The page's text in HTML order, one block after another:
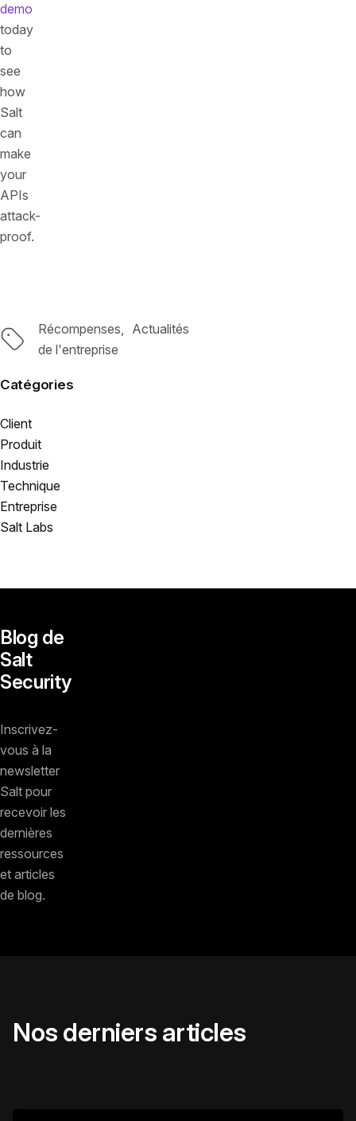
demo
today
to
see
how
Salt
can
make
your
APIs
attack-
proof.
TagsRécompenses
Actualités
de l'entreprise
Catégories
Client
Produit
Industrie
Technique
Entreprise
Salt Labs
Blog de
Salt
Security
Inscrivez-
vous à la
newsletter
Salt pour
recevoir les
dernières
ressources
et articles
de blog.
Nos derniers articles